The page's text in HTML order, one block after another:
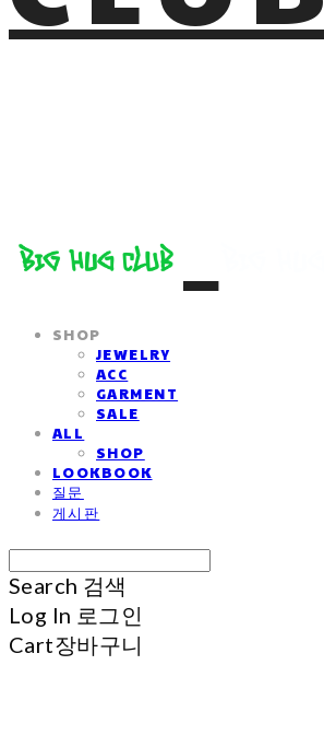
SHOP
JEWELRY
ACC
GARMENT
SALE
ALL
SHOP
LOOKBOOK
질문
게시판
Search 검색
Log In 로그인
Cart장바구니